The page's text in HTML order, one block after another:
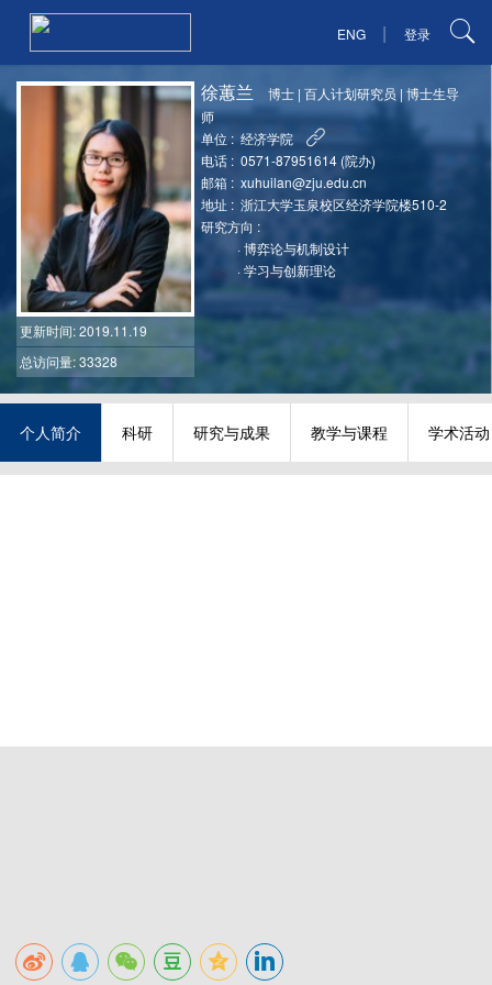
ENG | 登录
更新时间: 2019.11.19
总访问量: 33328
徐蕙兰 博士 |百人计划研究员 |博士生导
师
单位 : 经济学院
电话 : 0571-87951614 (院办)
邮箱 : xuhuilan@zju.edu.cn
地址 : 浙江大学玉泉校区经济学院楼510-2
研究方向 :
·博弈论与机制设计
·学习与创新理论
个人简介 科研 研究与成果 教学与课程 学术活动